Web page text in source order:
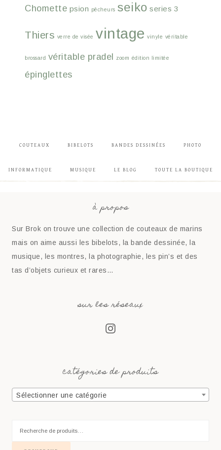
Chomette psion pêcheurs seiko series 3
Thiers verre de visée vintage vinyle véritable
brossard véritable pradel zoom édition limitée
épinglettes
COUTEAUX BIBELOTS BANDES DESSINÉES PHOTO
INFORMATIQUE MUSIQUE LE BLOG TOUTE LA BOUTIQUE
à propos
Sur Brok on trouve une collection de couteaux de marins
mais on aime aussi les bibelots, la bande dessinée, la
musique, les montres, la photographie, les pin’s et des
tas d’objets curieux et rares…
sur les réseaux
catégories de produits
Sélectionner une catégorie